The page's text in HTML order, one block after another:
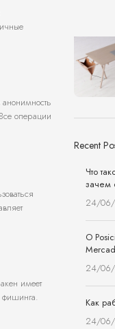
операции
имеет
фишинга.
Recent
Что
зачем
24/
O
24/
Как
24/